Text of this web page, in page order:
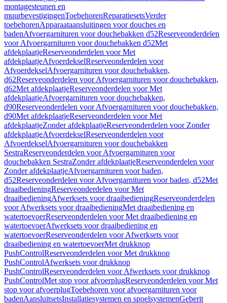
montagesteunen en
muurbevestigingenToebehorenReparatiesetsVerder
toebehorenApparaataansluitingen voor douches en
badenAfvoergarnituren voor douchebakken d52Reserveonderdelen
voor Afvoergarnituren voor douchebakken d52Met
afdekplaatjeReserveonderdelen voor Met
afdekplaatjeAfvoerdekselReserveonderdelen voor
AfvoerdekselAfvoergarnituren voor douchebakken,
d62Reserveonderdelen voor Afvoergarnituren voor douchebakken,
d62Met afdekplaatjeReserveonderdelen voor Met
afdekplaatjeAfvoergarnituren voor douchebakken,
d90Reserveonderdelen voor Afvoergarnituren voor douchebakken,
d90Met afdekplaatjeReserveonderdelen voor Met
afdekplaatjeZonder afdekplaatjeReserveonderdelen voor Zonder
afdekplaatjeAfvoerdekselReserveonderdelen voor
AfvoerdekselAfvoergarnituren voor douchebakken
SestraReserveonderdelen voor Afvoergarnituren voor
douchebakken SestraZonder afdekplaatjeReserveonderdelen voor
Zonder afdekplaatjeAfvoergarnituren voor baden,
d52Reserveonderdelen voor Afvoergarnituren voor baden, d52Met
draaibedieningReserveonderdelen voor Met
draaibedieningAfwerksets voor draaibedieningReserveonderdelen
voor Afwerksets voor draaibedieningMet draaibediening en
watertoevoerReserveonderdelen voor Met draaibediening en
watertoevoerAfwerksets voor draaibediening en
watertoevoerReserveonderdelen voor Afwerksets voor
draaibediening en watertoevoerMet drukknop
PushControlReserveonderdelen voor Met drukknop
PushControlAfwerksets voor drukknop
PushControlReserveonderdelen voor Afwerksets voor drukknop
PushControlMet stop voor afvoerplugReserveonderdelen voor Met
stop voor afvoerplugToebehoren voor afvoergarnituren voor
badenAansluitsetsInstallatiesystemen en spoelsystemenGeberit